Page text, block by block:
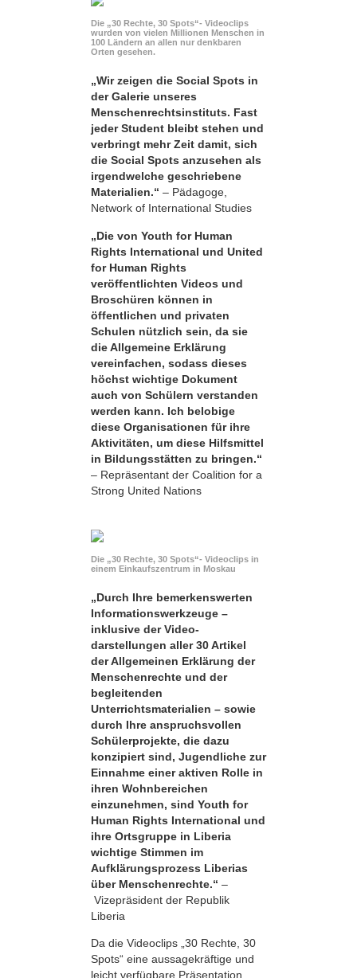
Die „30 Rechte, 30 Spots“- Videoclips
wurden von vielen Millionen Menschen in
100 Ländern an allen nur denkbaren
Orten gesehen.
„Wir zeigen die Social Spots in
der Galerie unseres
Menschenrechtsinstituts. Fast
jeder Student bleibt stehen und
verbringt mehr Zeit damit, sich
die Social Spots anzusehen als
irgendwelche geschriebene
Materialien.“ – Pädagoge,
Network of International Studies
„Die von Youth for Human
Rights International und United
for Human Rights
veröffentlichten Videos und
Broschüren können in
öffentlichen und privaten
Schulen nützlich sein, da sie
die Allgemeine Erklärung
vereinfachen, sodass dieses
höchst wichtige Dokument
auch von Schülern verstanden
werden kann. Ich belobige
diese Organisationen für ihre
Aktivitäten, um diese Hilfsmittel
in Bildungsstätten zu bringen.“
– Repräsentant der Coalition for a
Strong United Nations
Die „30 Rechte, 30 Spots“- Videoclips in
einem Einkaufszentrum in Moskau
„Durch Ihre bemerkens­werten
Informationswerkzeuge –
inklusive der Video­
darstellungen aller 30 Artikel
der Allgemeinen Erklärung der
Menschenrechte und der
begleitenden
Unterrichtsmaterialien – sowie
durch Ihre anspruchsvollen
Schülerprojekte, die dazu
konzipiert sind, Jugendliche zur
Einnahme einer aktiven Rolle in
ihren Wohnbereichen
einzunehmen, sind Youth for
Human Rights International und
ihre Ortsgruppe in Liberia
wichtige Stimmen im
Aufklärungsprozess Liberias
über Menschenrechte.“ –
Vizepräsident der Republik
Liberia
Da die Videoclips „30 Rechte, 30
Spots“ eine aussagekräftige und
leicht verfügbare Präsentation